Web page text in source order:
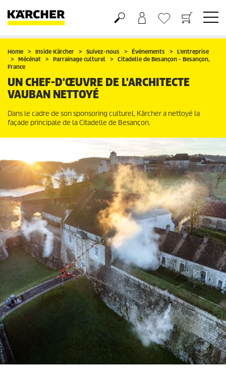
Panier
Liste d'envies
Home Inside Kärcher Suivez-nous Événements
L'entreprise
Mécénat
Parrainage culturel
Citadelle de Besançon - Besançon,
France
UN CHEF-D'ŒUVRE DE L'ARCHITECTE
VAUBAN NETTOYÉ
Dans le cadre de son sponsoring culturel, Kärcher a nettoyé la
façade principale de la Citadelle de Besançon.